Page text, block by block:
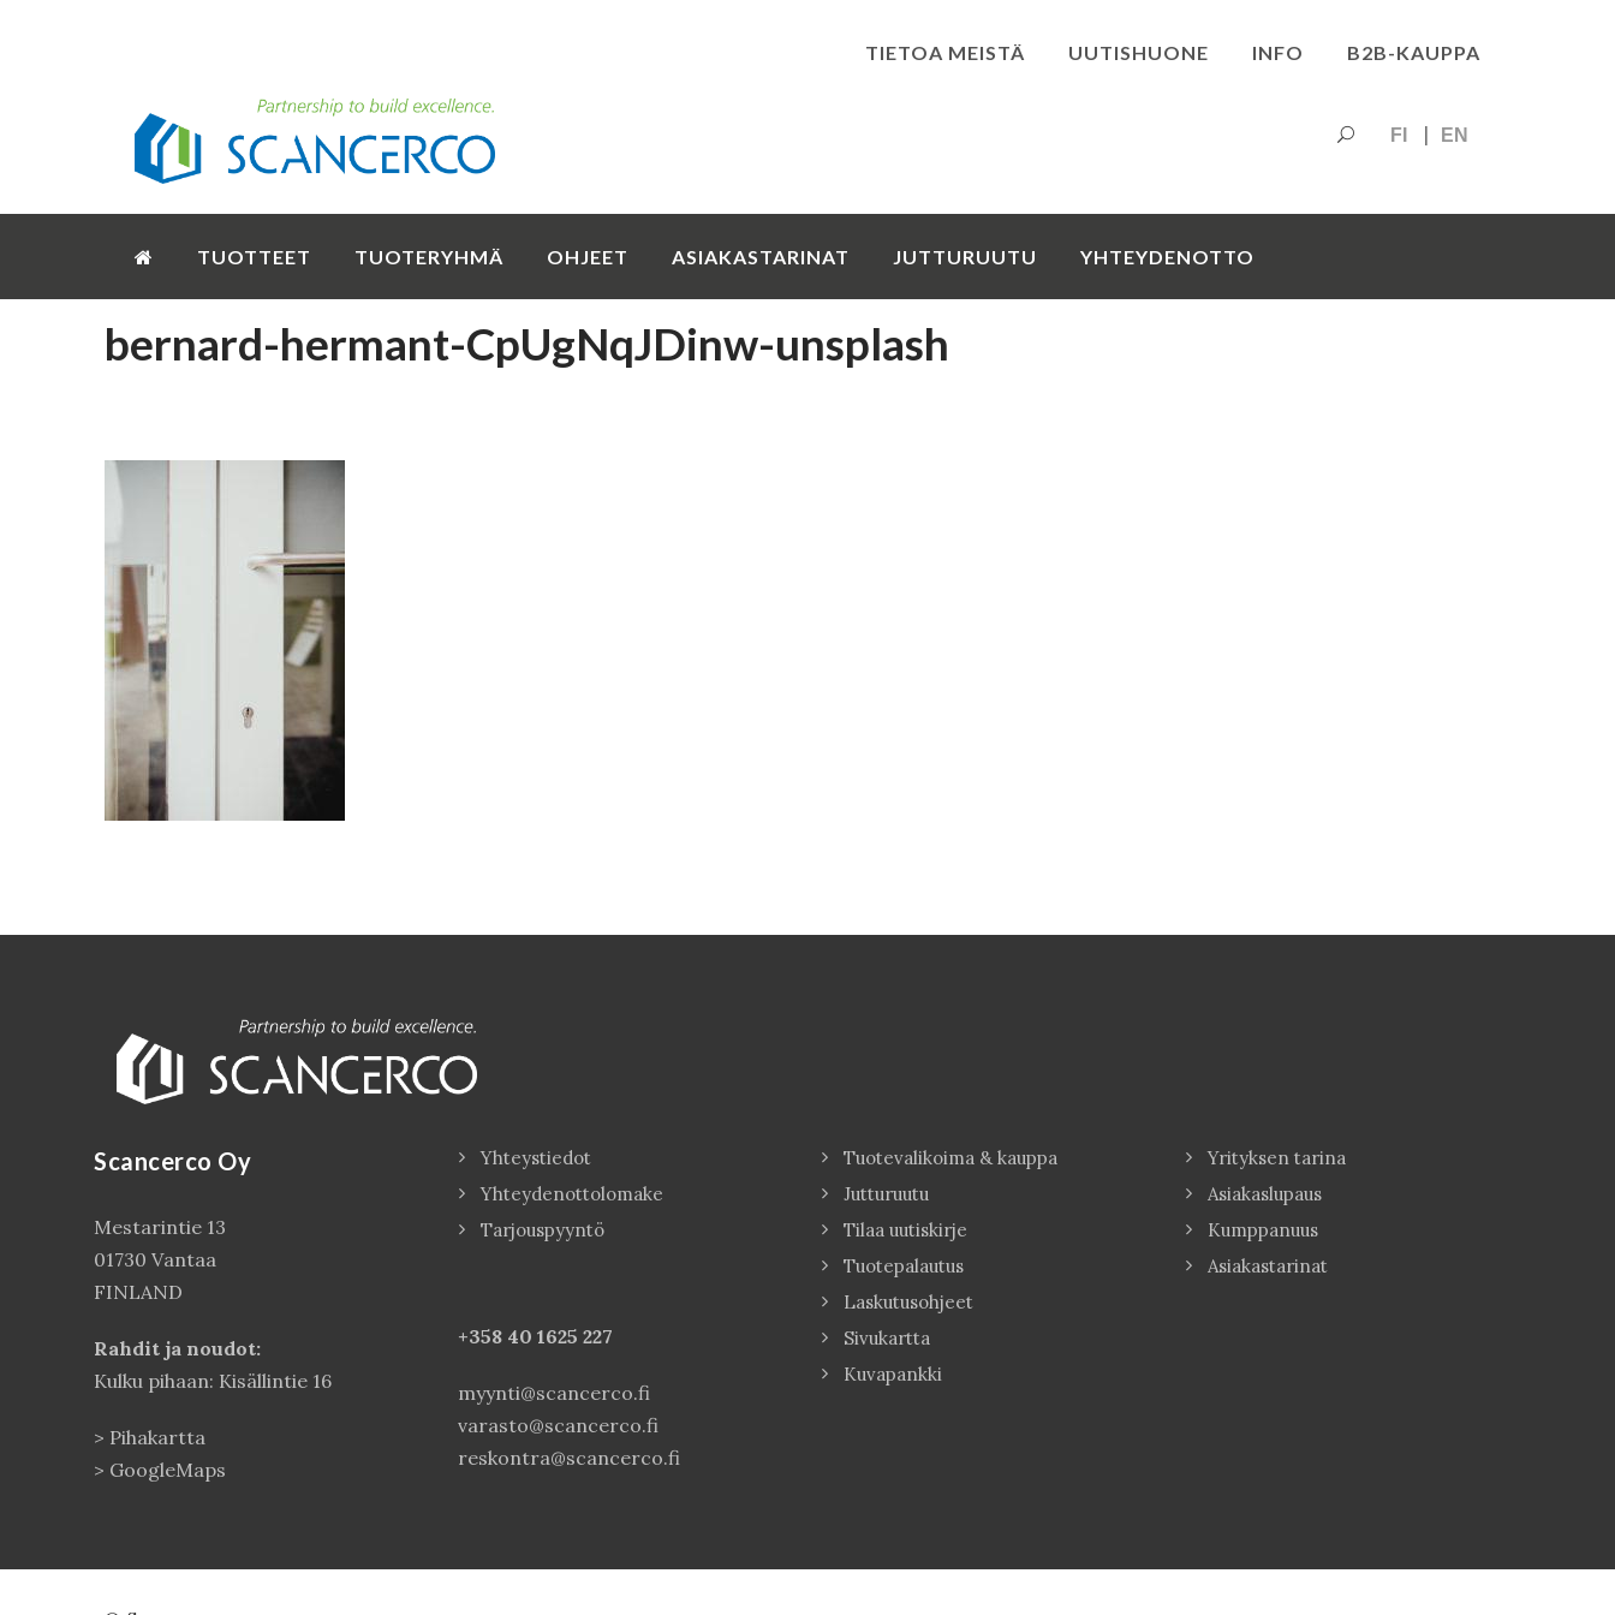
TIETOA MEISTÄ UUTISHUONE INFO B2B-KAUPPA
FI EN
TUOTTEET TUOTERYHMÄ OHJEET ASIAKASTARINAT JUTTURUUTU YHTEYDENOTTO
bernard-hermant-CpUgNqJDinw-unsplash
Scancerco Oy
Mestarintie 13
01730 Vantaa
FINLAND
Rahdit ja noudot:
Kulku pihaan: Kisällintie 16
> Pihakartta
> GoogleMaps
Yhteystiedot
Yhteydenottolomake
Tarjouspyyntö
+358 40 1625 227
myynti@scancerco.fi
varasto@scancerco.fi
reskontra@scancerco.fi
Tuotevalikoima & kauppa
Jutturuutu
Tilaa uutiskirje
Tuotepalautus
Laskutusohjeet
Sivukartta
Kuvapankki
Yrityksen tarina
Asiakaslupaus
Kumppanuus
Asiakastarinat